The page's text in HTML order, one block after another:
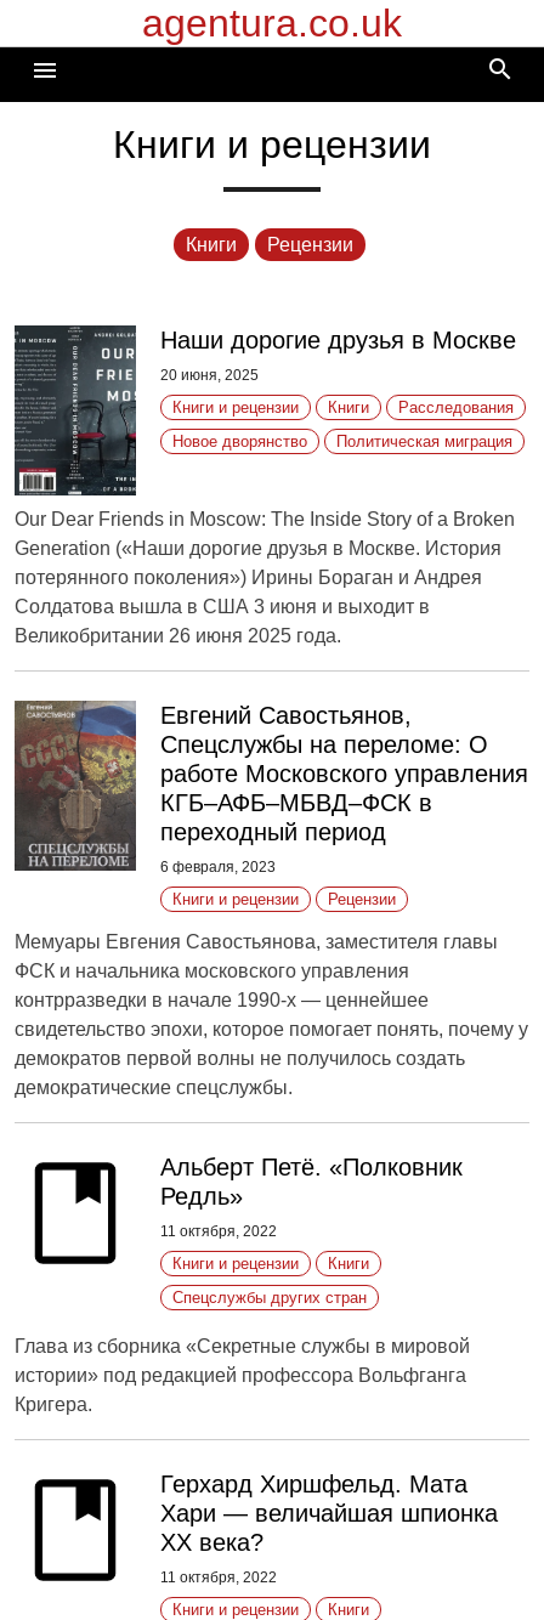
к
содержимому
agentura.co.uk
menu search
Книги и рецензии
Книги Рецензии
Наши дорогие друзья в Москве
20 июня, 2025
Книги и рецензии Книги
Расследования
Новое дворянство
Политическая миграция
Our Dear Friends in Moscow: The Inside Story of a Broken
Generation («Наши дорогие друзья в Москве. История
потерянного поколения») Ирины Бораган и Андрея
Солдатова вышла в США 3 июня и выходит в
Великобритании 26 июня 2025 года.
Евгений Савостьянов,
Спецслужбы на переломе: О
работе Московского управления
КГБ–АФБ–МБВД–ФСК в
переходный период
6 февраля, 2023
Книги и рецензии Рецензии
Мемуары Евгения Савостьянова, заместителя главы
ФСК и начальника московского управления
контрразведки в начале 1990-х — ценнейшее
свидетельство эпохи, которое помогает понять, почему у
демократов первой волны не получилось создать
демократические спецслужбы.
Альберт Петё. «Полковник
Редль»
11 октября, 2022
Книги и рецензии
Книги
Спецслужбы других стран
Глава из сборника «Секретные службы в мировой
истории» под редакцией профессора Вольфганга
Кригера.
Герхард Хиршфельд. Мата
Хари — величайшая шпионка
ХХ века?
11 октября, 2022
Книги и рецензии
Книги